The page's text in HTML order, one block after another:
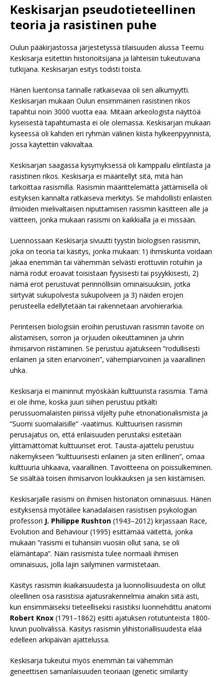
Keskisarjan pseudotieteellinen
teoria ja rasistinen puhe
Oulun pääkirjastossa järjestetyssä tilaisuuden alussa Teemu
Keskisarja esitettiin historioitsijana ja lähteisiin tukeutuvana
tutkijana. Keskisarjan esitys todisti toista.
Hänen luentonsa tarinalle ratkaisevaa oli sen alkumyytti.
Keskisarjan mukaan Oulun ensimmäinen rasistinen rikos
tapahtui noin 3000 vuotta eaa. Mitään arkeologista näyttöä
kyseisestä tapahtumasta ei ole olemassa. Keskisarjan mukaan
kyseessä oli kahden eri ryhmän välinen kiista hylkeenpyynnistä,
jossa käytettiin väkivaltaa.
Keskisarjan saagassa kysymyksessä oli kamppailu elintilasta ja
rasistinen rikos. Keskisarja ei määritellyt sitä, mitä hän
tarkoittaa rasismilla. Rasismin määrittelemättä jättämisellä oli
esityksen kannalta ratkaiseva merkitys. Se mahdollisti erilaisten
ilmiöiden mielivaltaisen niputtamisen rasismin käsitteen alle ja
väitteen, jonka mukaan rasismi on kaikkialla ja ei missään.
Luennossaan Keskisarja sivuutti tyystin biologisen rasismin,
joka on teoria tai käsitys, jonka mukaan: 1) ihmiskunta voidaan
jakaa enemmän tai vähemmän selvästi erottuviin rotuihin ja
nämä rodut eroavat toisistaan fyysisesti tai psyykkisesti, 2)
nämä erot perustuvat perinnöllisiin ominaisuuksiin, jotka
siirtyvät sukupolvesta sukupolveen ja 3) näiden erojen
perusteella edellytetään tai rakennetaan arvohierarkia.
Perinteisen biologisiin eroihin perustuvan rasismin tavoite on
alistamisen, sorron ja orjuuden oikeuttaminen ja uhrin
ihmisarvon riistäminen. Se perustuu ajatukseen “rodullisesti
erilainen ja siten eriarvoinen”, vähempiarvoinen ja vaarallinen
uhka.
Keskisarja ei maininnut myöskään kulttuurista rasismia. Tämä
ei ole ihme, koska juuri siihen perustuu pitkälti
perussuomalaisten piirissä viljelty puhe etnonationalismista ja
”Suomi suomalaisille” -vaatimus. Kulttuurisen rasismin
perusajatus on, että erilaisuuden perustaksi esitetään
ylittämättömät kulttuuriset erot. Tausta-ajattelu perustuu
näkemykseen ”kulttuurisesti erilainen ja siten erillinen”, omaa
kulttuuria uhkaava, vaarallinen. Tavoitteena on poissulkeminen.
Se sisältää toisen ihmisarvon loukkauksen ja sen kiistämisen.
Keskisarjalle rasismi on ihmisen historiaton ominaisuus. Hänen
esityksensä myötäilee kanadalaisen rasistisen psykologian
professori J. Philippe Rushton (1943–2012) kirjassaan Race,
Evolution and Behaviour (1995) esittämää väitettä, jonka
mukaan ”rasismi ei tuhansiin vuosiin ollut sana, se oli
elämäntapa”. Näin rasismista tulee normaali ihmisen
ominaisuus, jolla lajin säilyminen varmistetaan.
Käsitys rasismin ikiaikaisuudesta ja luonnollisuudesta on ollut
oleellinen osa rasistisia ajatusrakennelmia ainakin siitä asti,
kun ensimmäiseksi tieteelliseksi rasistiksi luonnehdittu anatomi
Robert Knox (1791–1862) esitti ajatuksen rotutunteista 1800-
luvun puolivälissä. Käsitys rasismin ylihistoriallisuudesta elää
edelleen arkipäivän ajattelussa.
Keskisarja tukeutui myös enemmän tai vähemmän
geneettisen samanlaisuuden teoriaan (genetic similarity